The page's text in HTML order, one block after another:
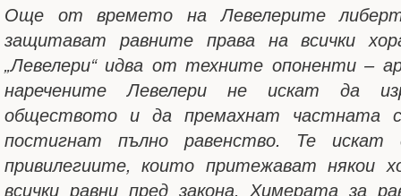
Още от времето на Левелерите
защитават равните права на всички
„Левелери“ идва от техните опоненти –
наречените Левелери не искат да
обществото и да премахнат частната
постигнат пълно равенство. Те
привилегиите, които притежават някои
всички равни пред закона. Химерата за